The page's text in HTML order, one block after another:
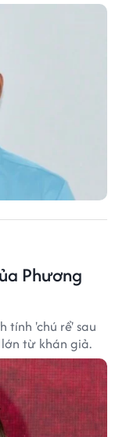
Phương
tính 'chú rể' sau
từ khán giả.